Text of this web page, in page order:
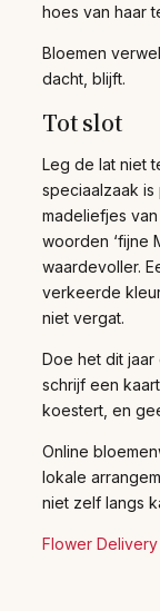
hoes van haar
Bloemen
dacht, blijft.
Tot slot
Leg de lat niet
speciaalzaak is
madeliefjes
woorden ‘fijne
waardevoller.
verkeerde
niet vergat.
Doe het dit
schrijf een
koestert, en
Online
lokale
niet zelf langs
Flower Delivery